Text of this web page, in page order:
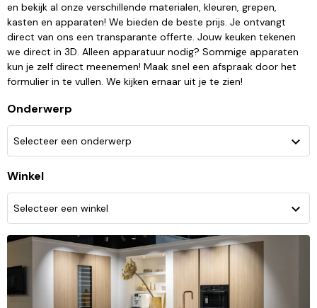
en bekijk al onze verschillende materialen, kleuren, grepen,
kasten en apparaten! We bieden de beste prijs. Je ontvangt
direct van ons een transparante offerte. Jouw keuken tekenen
we direct in 3D. Alleen apparatuur nodig? Sommige apparaten
kun je zelf direct meenemen! Maak snel een afspraak door het
formulier in te vullen. We kijken ernaar uit je te zien!
Onderwerp
Selecteer een onderwerp
Winkel
Selecteer een winkel